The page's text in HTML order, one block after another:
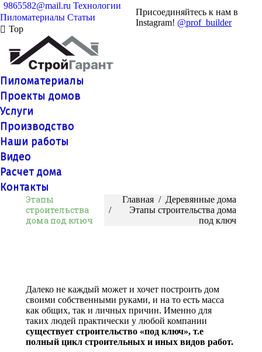
9865582@mail.ru Технологии
Пиломатериалы Статьи
Top
Присоединяйтесь к нам в
Instagram! @prof_builder
Пиломатериалы
Проекты домов
Услуги
Производство
Наши работы
Видео
Расчет дома
Контакты
Этапы
строительства
дома под ключ
Вы здесь:
Главная
Деревянные дома
Этапы строительства дома
под ключ
Далеко не каждый может и хочет построить дом
своими собственными руками, и на то есть масса
как общих, так и личных причин. Именно для
таких людей практически у любой компании
существует строительство «под ключ», т.е
полный цикл строительных и иных видов работ.